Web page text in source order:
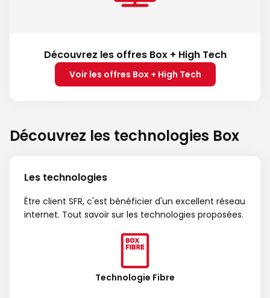
Découvrez les offres Box + High Tech
Voir les offres Box + High Tech
Découvrez les technologies Box
Les technologies
Être client SFR, c'est bénéficier d'un excellent réseau
internet. Tout savoir sur les technologies proposées.
Technologie Fibre